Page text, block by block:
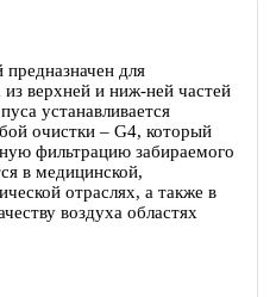
для
из верхней и ниж-ней частей
устанавливается
очистки – G4, который
фильтрацию забираемого
в медицинской,
отраслях, а также в
воздуха областях